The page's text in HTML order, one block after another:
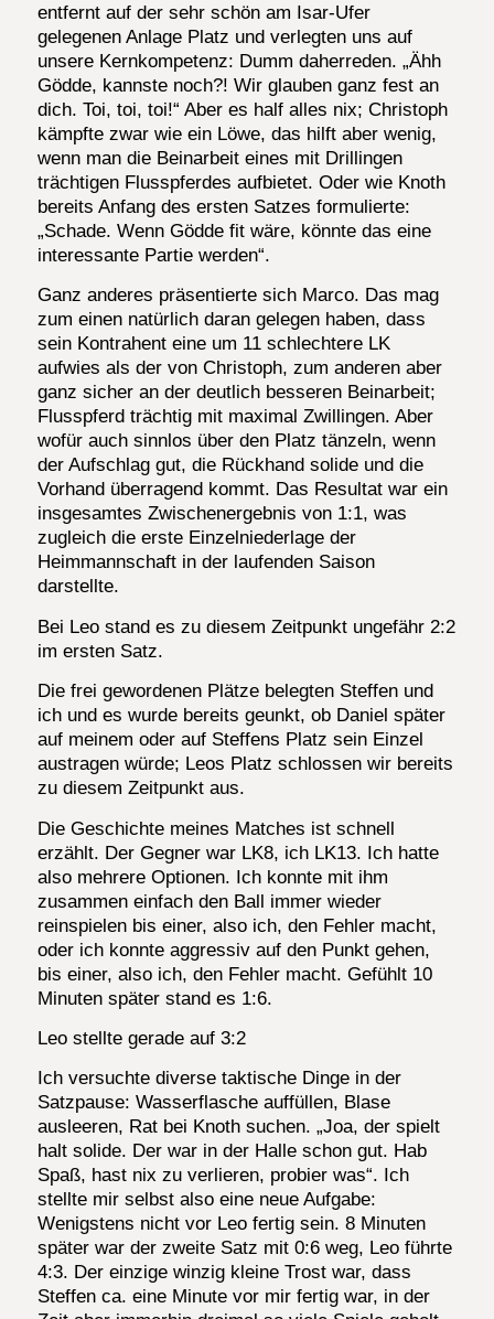
entfernt auf der sehr schön am Isar-Ufer
gelegenen Anlage Platz und verlegten uns auf
unsere Kernkompetenz: Dumm daherreden. „Ähh
Gödde, kannste noch?! Wir glauben ganz fest an
dich. Toi, toi, toi!“ Aber es half alles nix; Christoph
kämpfte zwar wie ein Löwe, das hilft aber wenig,
wenn man die Beinarbeit eines mit Drillingen
trächtigen Flusspferdes aufbietet. Oder wie Knoth
bereits Anfang des ersten Satzes formulierte:
„Schade. Wenn Gödde fit wäre, könnte das eine
interessante Partie werden“.
Ganz anderes präsentierte sich Marco. Das mag
zum einen natürlich daran gelegen haben, dass
sein Kontrahent eine um 11 schlechtere LK
aufwies als der von Christoph, zum anderen aber
ganz sicher an der deutlich besseren Beinarbeit;
Flusspferd trächtig mit maximal Zwillingen. Aber
wofür auch sinnlos über den Platz tänzeln, wenn
der Aufschlag gut, die Rückhand solide und die
Vorhand überragend kommt. Das Resultat war ein
insgesamtes Zwischenergebnis von 1:1, was
zugleich die erste Einzelniederlage der
Heimmannschaft in der laufenden Saison
darstellte.
Bei Leo stand es zu diesem Zeitpunkt ungefähr 2:2
im ersten Satz.
Die frei gewordenen Plätze belegten Steffen und
ich und es wurde bereits geunkt, ob Daniel später
auf meinem oder auf Steffens Platz sein Einzel
austragen würde; Leos Platz schlossen wir bereits
zu diesem Zeitpunkt aus.
Die Geschichte meines Matches ist schnell
erzählt. Der Gegner war LK8, ich LK13. Ich hatte
also mehrere Optionen. Ich konnte mit ihm
zusammen einfach den Ball immer wieder
reinspielen bis einer, also ich, den Fehler macht,
oder ich konnte aggressiv auf den Punkt gehen,
bis einer, also ich, den Fehler macht. Gefühlt 10
Minuten später stand es 1:6.
Leo stellte gerade auf 3:2
Ich versuchte diverse taktische Dinge in der
Satzpause: Wasserflasche auffüllen, Blase
ausleeren, Rat bei Knoth suchen. „Joa, der spielt
halt solide. Der war in der Halle schon gut. Hab
Spaß, hast nix zu verlieren, probier was“. Ich
stellte mir selbst also eine neue Aufgabe:
Wenigstens nicht vor Leo fertig sein. 8 Minuten
später war der zweite Satz mit 0:6 weg, Leo führte
4:3. Der einzige winzig kleine Trost war, dass
Steffen ca. eine Minute vor mir fertig war, in der